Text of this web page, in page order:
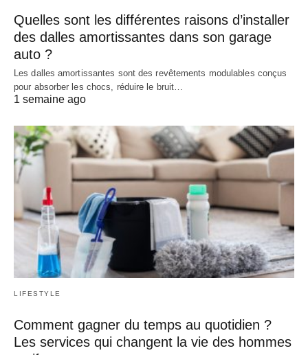
Quelles sont les différentes raisons d’installer
des dalles amortissantes dans son garage
auto ?
Les dalles amortissantes sont des revêtements modulables conçus
pour absorber les chocs, réduire le bruit…
1 semaine ago
LIFESTYLE
Comment gagner du temps au quotidien ?
Les services qui changent la vie des hommes